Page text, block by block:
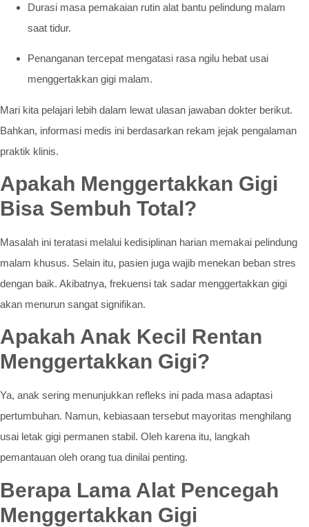
Durasi masa pemakaian rutin alat bantu pelindung malam
saat tidur.
Penanganan tercepat mengatasi rasa ngilu hebat usai
menggertakkan gigi malam.
Mari kita pelajari lebih dalam lewat ulasan jawaban dokter berikut.
Bahkan, informasi medis ini berdasarkan rekam jejak pengalaman
praktik klinis.
Apakah Menggertakkan Gigi
Bisa Sembuh Total?
Masalah ini teratasi melalui kedisiplinan harian memakai pelindung
malam khusus. Selain itu, pasien juga wajib menekan beban stres
dengan baik. Akibatnya, frekuensi tak sadar menggertakkan gigi
akan menurun sangat signifikan.
Apakah Anak Kecil Rentan
Menggertakkan Gigi?
Ya, anak sering menunjukkan refleks ini pada masa adaptasi
pertumbuhan. Namun, kebiasaan tersebut mayoritas menghilang
usai letak gigi permanen stabil. Oleh karena itu, langkah
pemantauan oleh orang tua dinilai penting.
Berapa Lama Alat Pencegah
Menggertakkan Gigi